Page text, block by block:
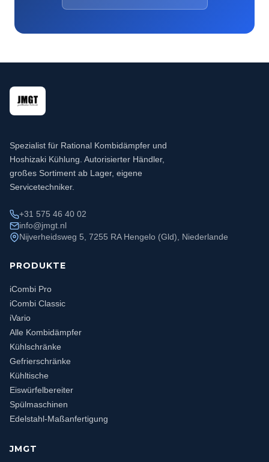
Spezialist für Rational Kombidämpfer und
Hoshizaki Kühlung. Autorisierter Händler,
großes Sortiment ab Lager, eigene
Servicetechniker.
+31 575 46 40 02
info@jmgt.nl
Nijverheidsweg 5, 7255 RA Hengelo (Gld), Niederlande
PRODUKTE
iCombi Pro
iCombi Classic
iVario
Alle Kombidämpfer
Kühlschränke
Gefrierschränke
Kühltische
Eiswürfelbereiter
Spülmaschinen
Edelstahl-Maßanfertigung
JMGT